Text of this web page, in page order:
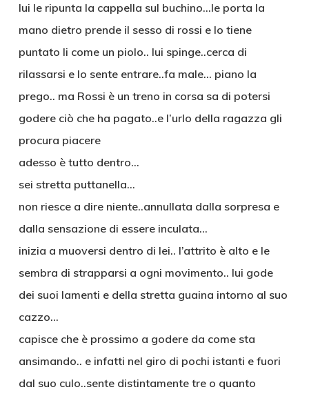
lui le ripunta la cappella sul buchino…le porta la
mano dietro prende il sesso di rossi e lo tiene
puntato li come un piolo.. lui spinge..cerca di
rilassarsi e lo sente entrare..fa male… piano la
prego.. ma Rossi è un treno in corsa sa di potersi
godere ciò che ha pagato..e l’urlo della ragazza gli
procura piacere
adesso è tutto dentro…
sei stretta puttanella…
non riesce a dire niente..annullata dalla sorpresa e
dalla sensazione di essere inculata…
inizia a muoversi dentro di lei.. l’attrito è alto e le
sembra di strapparsi a ogni movimento.. lui gode
dei suoi lamenti e della stretta guaina intorno al suo
cazzo…
capisce che è prossimo a godere da come sta
ansimando.. e infatti nel giro di pochi istanti e fuori
dal suo culo..sente distintamente tre o quanto